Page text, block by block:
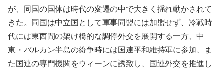
が、同国の国体は時代の変遷の中で大きく揺れ動かされて
きた。同国は中立国として軍事同盟には加盟せず、冷戦時
代には東西間の架け橋的な調停外交を展開する一方、中
東・バルカン半島の紛争時には国連平和維持軍に参加、ま
た国連の専門機関をウィーンに誘致し、国連外交を推進し